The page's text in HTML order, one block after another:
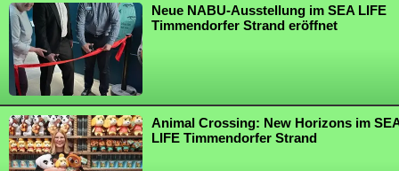
Neue NABU-Ausstellung im SEA LIFE
Timmendorfer Strand eröffnet
Animal Crossing: New Horizons im
LIFE Timmendorfer Strand